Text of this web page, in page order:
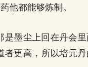
他都能够炼制。
墨尘上回在丹会
者更高，所以培元